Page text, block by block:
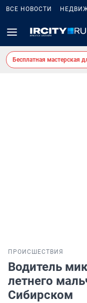
ВСЕ НОВОСТИ
Бесплатная мастерская
ПРОИСШЕСТВИЯ
Водитель
летнего
Сибирском